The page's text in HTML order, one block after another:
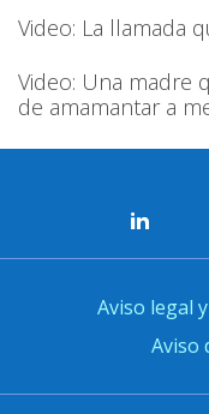
Video: La llamada
Video: Una madre
de amamantar a
Aviso legal
Aviso